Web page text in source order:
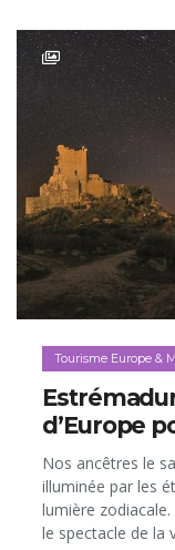
Tourisme Europe &
d’Europe
Nos ancêtres le
illuminée par les
lumière
le spectacle de la